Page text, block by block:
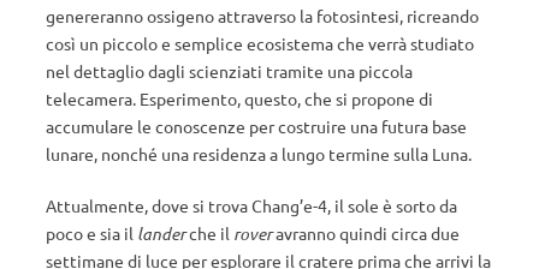
genereranno ossigeno attraverso la fotosintesi, ricreando
così un piccolo e semplice ecosistema che verrà studiato
nel dettaglio dagli scienziati tramite una piccola
telecamera. Esperimento, questo, che si propone di
accumulare le conoscenze per costruire una futura base
lunare, nonché una residenza a lungo termine sulla Luna.
Attualmente, dove si trova Chang’e-4, il sole è sorto da
poco e sia il landerche il roveravranno quindi circa due
settimane di luce per esplorare il cratere prima che arrivi la